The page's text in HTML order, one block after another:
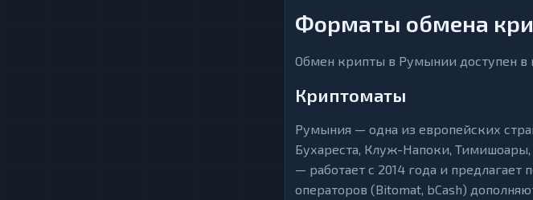
Форматы обмена
Обмен крипты в Румынии доступен в
Криптоматы
Румыния — одна из европейских
Бухареста, Клуж-Напоки, Тимишоары,
— работает с 2014 года и
операторов (Bitomat, bCash)